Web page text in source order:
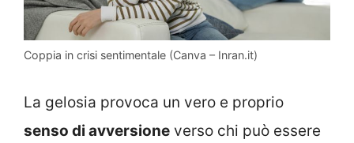
Coppia in crisi sentimentale (Canva – Inran.it)
La gelosia provoca un vero e proprio
senso di avversione verso chi può essere